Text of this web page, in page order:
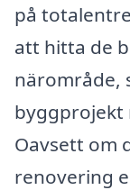
på
att hitta de
närområde,
byggprojekt
Oavsett om
renovering